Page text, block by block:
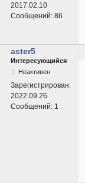
2017.02.10
Сообщений: 86
aster5
Интересующийся
Неактивен
Зарегистрирован:
2022.09.26
Сообщений: 1